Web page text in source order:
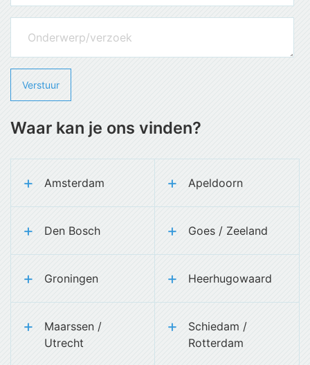
Waar kan je ons vinden?
Amsterdam Apeldoorn
Den Bosch Goes / Zeeland
Groningen Heerhugowaard
Maarssen /
Utrecht
Schiedam /
Rotterdam